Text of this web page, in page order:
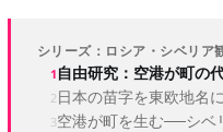
シリーズ：ロシア・シベリア
自由研究：空港が町の
日本の苗字を東欧地名
空港が町を生む──シベ